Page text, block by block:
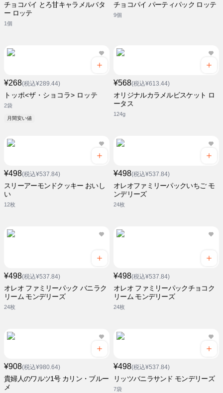
チョコパイ とろ甘キャラメルバタ
ー ロッテ
1個
チョコパイ パーティパック ロッテ
9個
¥268(税込¥289.44)
トッポ<ザ・ショコラ> ロッテ
2袋
月間安い値
¥568(税込¥613.44)
オリジナルカラメルビスケット ロ
ータス
124g
¥498(税込¥537.84)
スリーアーモンドクッキー おいし
い
12枚
¥498(税込¥537.84)
オレオファミリーパックいちご モ
ンデリーズ
24枚
¥498(税込¥537.84)
オレオ ファミリーパック バニラク
リーム モンデリーズ
24枚
¥498(税込¥537.84)
オレオ ファミリーパックチョコク
リーム モンデリーズ
24枚
¥908(税込¥980.64)
貴婦人のワルツ1号 カリン・ブルー
メ
¥498(税込¥537.84)
リッツバニラサンド モンデリーズ
7袋